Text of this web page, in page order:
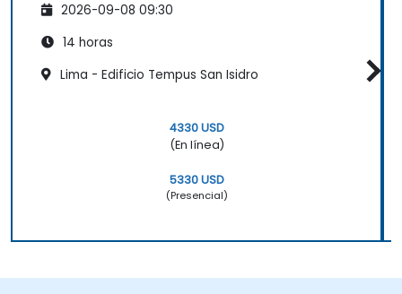
2026-09-08 09:30
14 horas
Lima - Edificio Tempus San Isidro
4330 USD
(En línea)
5330 USD
(Presencial)